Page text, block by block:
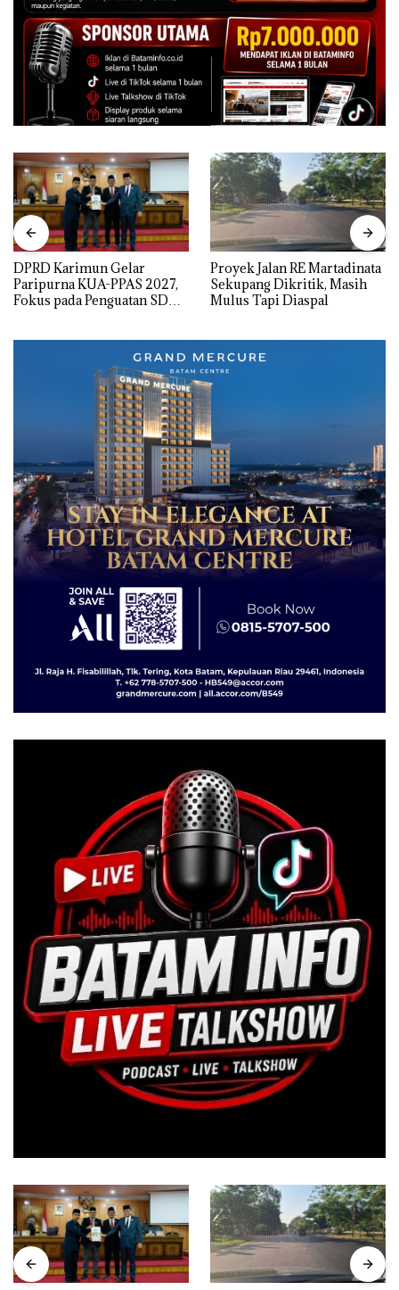
DPRD Karimun Gelar
Paripurna KUA-PPAS 2027,
Fokus pada Penguatan SDM,
Proyek Jalan RE Martadinata
Sekupang Dikritik, Masih
Mulus Tapi Diaspal